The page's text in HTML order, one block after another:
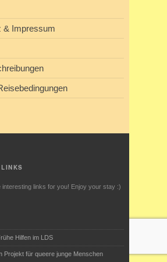
& Impressum
interesting links for you! Enjoy your stay :)
Hilfen im LDS
Projekt für queere junge Menschen